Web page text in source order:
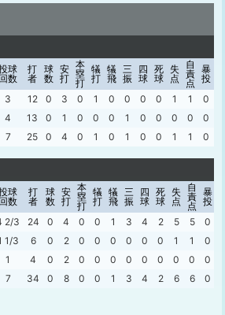
球
回数
打
者
球
数
安
打
本
塁
打
犠
打
犠
飛
三
振
四
球
死
球
失
点
自
責
点
暴
投
3 12 0 3 0 1 0 0 0 0 1 1 0
4 13 0 1 0 0 0 1 0 0 0 0 0
7 25 0 4 0 1 0 1 0 0 1 1 0
球
回数
打
者
球
数
安
打
本
塁
打
犠
打
犠
飛
三
振
四
球
死
球
失
点
自
責
点
暴
投
2/3 24 0 4 0 0 1 3 4 2 5 5 0
1/3 6 0 2 0 0 0 0 0 0 1 1 0
1 4 0 2 0 0 0 0 0 0 0 0 0
7 34 0 8 0 0 1 3 4 2 6 6 0